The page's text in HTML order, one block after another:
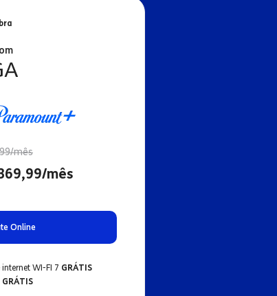
mês
mês
Online
WI-FI 7 GRÁTIS
GRÁTIS